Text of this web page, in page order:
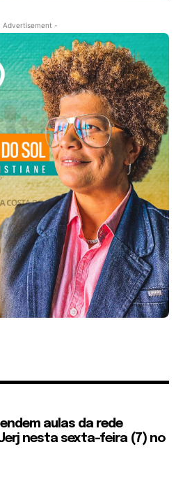
Advertisement -
aulas da rede
nesta sexta-feira (7) no